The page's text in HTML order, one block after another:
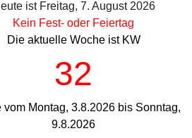
ist Freitag, 7. August 2026
Kein Fest- oder Feiertag
Die aktuelle Woche ist KW
32
vom Montag, 3.8.2026 bis Sonntag,
9.8.2026